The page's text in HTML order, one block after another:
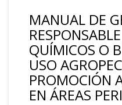
MANUAL DE
QUÍMICOS O
USO
PROMOCIÓN
EN ÁREAS